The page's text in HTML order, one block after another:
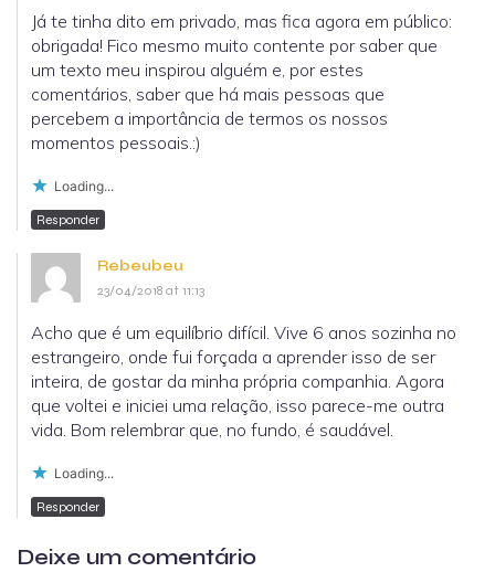
Já te tinha dito em privado, mas fica agora em público:
obrigada! Fico mesmo muito contente por saber que
um texto meu inspirou alguém e, por estes
comentários, saber que há mais pessoas que
percebem a importância de termos os nossos
momentos pessoais.:)
Loading...
Responder
Rebeubeu
23/04/2018 at 11:13
Acho que é um equilíbrio difícil. Vive 6 anos sozinha no
estrangeiro, onde fui forçada a aprender isso de ser
inteira, de gostar da minha própria companhia. Agora
que voltei e iniciei uma relação, isso parece-me outra
vida. Bom relembrar que, no fundo, é saudável.
Loading...
Responder
Deixe um comentário